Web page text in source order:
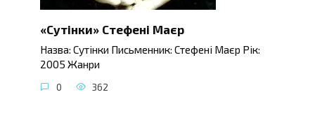
«Сутінки» Стефені Маєр
Назва: Сутінки Письменник: Стефені Маєр Рік:
2005 Жанри
0 362